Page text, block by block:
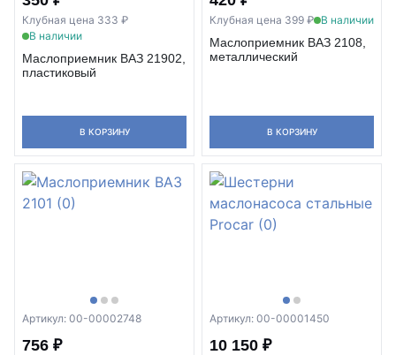
Клубная цена 333 ₽
В наличии
Маслоприемник ВАЗ 21902,
пластиковый
В КОРЗИНУ
Клубная цена 399 ₽ В наличии
Маслоприемник ВАЗ 2108,
металлический
В КОРЗИНУ
Артикул: 00-00002748
756 ₽
Артикул: 00-00001450
10 150 ₽